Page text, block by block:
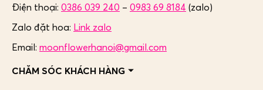
Điện thoại: 0386 039 240 – 0983 69 8184 (zalo)
Zalo đặt hoa: Link zalo
Email: moonflowerhanoi@gmail.com
CHĂM SÓC KHÁCH HÀNG